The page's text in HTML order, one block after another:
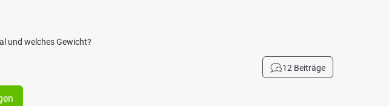
und welches Gewicht?
12 Beiträge